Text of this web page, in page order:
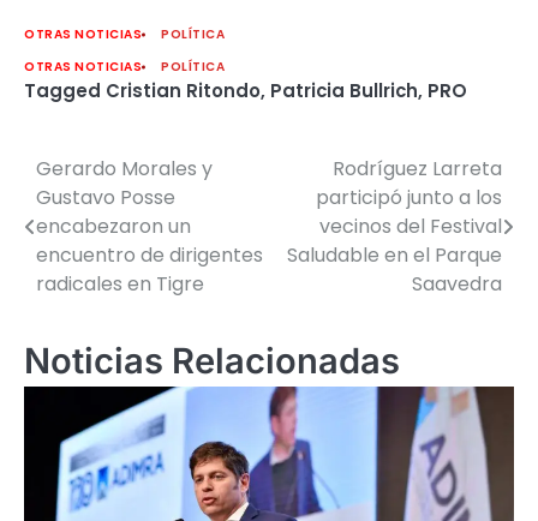
OTRAS NOTICIAS
POLÍTICA
OTRAS NOTICIAS
POLÍTICA
Tagged Cristian Ritondo, Patricia Bullrich, PRO
Navegación
de
entradas
Gerardo Morales y
Gustavo Posse
encabezaron un
encuentro de dirigentes
radicales en Tigre
Rodríguez Larreta
participó junto a los
vecinos del Festival
Saludable en el Parque
Saavedra
Noticias Relacionadas